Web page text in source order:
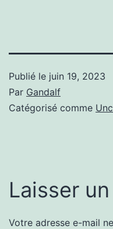
Publié le juin 19, 2023
Par Gandalf
Catégorisé comme
Laisser
Votre adresse e-mail